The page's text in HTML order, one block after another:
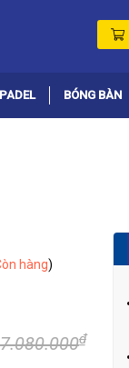
PADEL BÓNG BÀN
hàng)
7.080.000₫